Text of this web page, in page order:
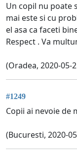
Un copil nu poate
mai este si cu
el asa ca faceti
Respect . Va
(Oradea, 2020-05-
#1249
Copii ai nevoie de
(Bucuresti, 2020-